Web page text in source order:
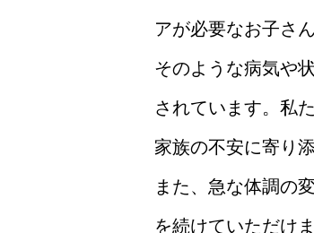
アが必要なお子さ
そのような病気や
されています。私
家族の不安に寄り
また、急な体調の
を続けていただけま